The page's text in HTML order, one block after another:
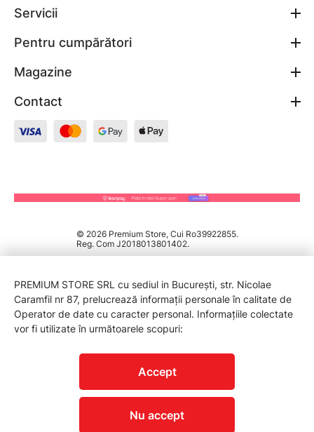
Servicii
Pentru cumpărători
Magazine
Contact
© 2026 Premium Store, Cui Ro39922855.
Reg. Com J2018013801402.
PREMIUM STORE SRL cu sediul in București, str. Nicolae
Caramfil nr 87, prelucrează informații personale în calitate de
Operator de date cu caracter personal. Informațiile colectate
vor fi utilizate în următoarele scopuri:
Accept
Nu accept